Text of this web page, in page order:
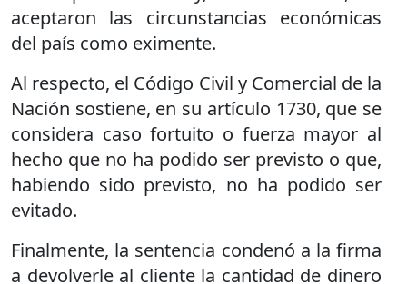
aceptaron las circunstancias económicas
del país como eximente.
Al respecto, el Código Civil y Comercial de la
Nación sostiene, en su artículo 1730, que se
considera caso fortuito o fuerza mayor al
hecho que no ha podido ser previsto o que,
habiendo sido previsto, no ha podido ser
evitado.
Finalmente, la sentencia condenó a la firma
a devolverle al cliente la cantidad de dinero